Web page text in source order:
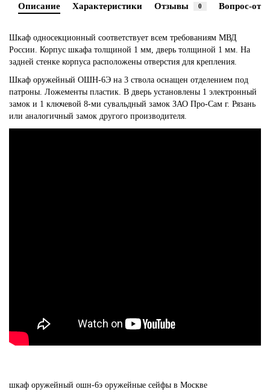
Описание Характеристики Отзывы 0 Вопрос-
Шкаф односекционный соответствует всем требованиям МВД
России. Корпус шкафа толщиной 1 мм, дверь толщиной 1 мм. На
задней стенке корпуса расположены отверстия для крепления.
Шкаф оружейный ОШН-6Э на 3 ствола оснащен отделением под
патроны. Ложементы пластик. В дверь установлены 1 электронный
замок и 1 ключевой 8-ми сувальдный замок ЗАО Про-Сам г. Рязань
или аналогичный замок другого производителя.
шкаф оружейный ошн-6э оружейные сейфы в Москве